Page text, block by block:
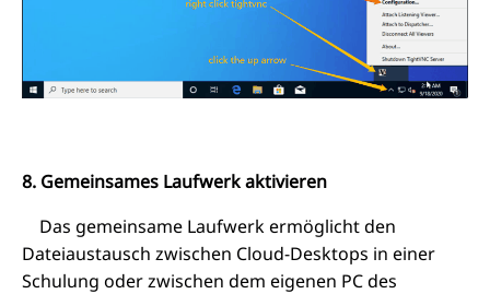
8. Gemeinsames Laufwerk aktivieren
Das gemeinsame Laufwerk ermöglicht den
Dateiaustausch zwischen Cloud-Desktops in einer
Schulung oder zwischen dem eigenen PC des